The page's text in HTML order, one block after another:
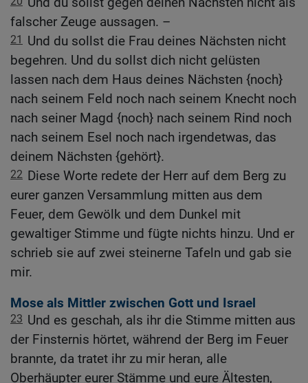
falscher Zeuge aussagen. –
21 Und du sollst die Frau deines Nächsten nicht
begehren. Und du sollst dich nicht gelüsten
lassen nach dem Haus deines Nächsten {noch}
nach seinem Feld noch nach seinem Knecht noch
nach seiner Magd {noch} nach seinem Rind noch
nach seinem Esel noch nach irgendetwas, das
deinem Nächsten {gehört}.
22 Diese Worte redete der Herr auf dem Berg zu
eurer ganzen Versammlung mitten aus dem
Feuer, dem Gewölk und dem Dunkel mit
gewaltiger Stimme und fügte nichts hinzu. Und er
schrieb sie auf zwei steinerne Tafeln und gab sie
mir.
Mose als Mittler zwischen Gott und Israel
23 Und es geschah, als ihr die Stimme mitten aus
der Finsternis hörtet, während der Berg im Feuer
brannte, da tratet ihr zu mir heran, alle
Oberhäupter eurer Stämme und eure Ältesten,